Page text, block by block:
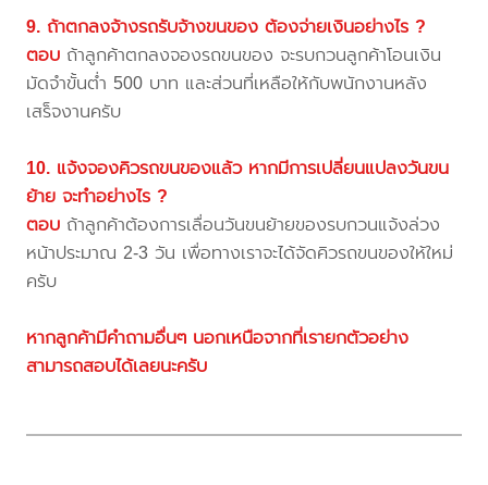
9. ถ้าตกลงจ้างรถรับจ้างขนของ ต้องจ่ายเงินอย่างไร ?
ตอบ ถ้าลูกค้าตกลงจองรถขนของ จะรบกวนลูกค้าโอนเงิน
มัดจำขั้นต่ำ 500 บาท และส่วนที่เหลือให้กับพนักงานหลัง
เสร็จงานครับ
10. แจ้งจองคิวรถขนของแล้ว หากมีการเปลี่ยนแปลงวันขน
ย้าย จะทำอย่างไร ?
ตอบ ถ้าลูกค้าต้องการเลื่อนวันขนย้ายของรบกวนแจ้งล่วง
หน้าประมาณ 2-3 วัน เพื่อทางเราจะได้จัดคิวรถขนของให้ใหม่
ครับ
หากลูกค้ามีคำถามอื่นๆ นอกเหนือจากที่เรายกตัวอย่าง
สามารถสอบได้เลยนะครับ